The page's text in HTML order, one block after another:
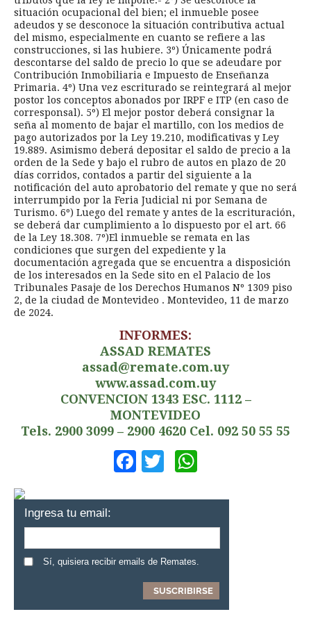
situación ocupacional del bien; el inmueble posee
adeudos y se desconoce la situación contributiva actual
del mismo, especialmente en cuanto se refiere a las
construcciones, si las hubiere. 3º) Únicamente podrá
descontarse del saldo de precio lo que se adeudare por
Contribución Inmobiliaria e Impuesto de Enseñanza
Primaria. 4º) Una vez escriturado se reintegrará al mejor
postor los conceptos abonados por IRPF e ITP (en caso de
corresponsal). 5º) El mejor postor deberá consignar la
seña al momento de bajar el martillo, con los medios de
pago autorizados por la Ley 19.210, modificativas y Ley
19.889. Asimismo deberá depositar el saldo de precio a la
orden de la Sede y bajo el rubro de autos en plazo de 20
días corridos, contados a partir del siguiente a la
notificación del auto aprobatorio del remate y que no será
interrumpido por la Feria Judicial ni por Semana de
Turismo. 6º) Luego del remate y antes de la escrituración,
se deberá dar cumplimiento a lo dispuesto por el art. 66
de la Ley 18.308. 7º)El inmueble se remata en las
condiciones que surgen del expediente y la
documentación agregada que se encuentra a disposición
de los interesados ​​en la Sede sito en el Palacio de los
Tribunales Pasaje de los Derechos Humanos Nº 1309 piso
2, de la ciudad de Montevideo . Montevideo, 11 de marzo
de 2024.
INFORMES:
ASSAD REMATES
assad@remate.com.uy
www.assad.com.uy
CONVENCION 1343 ESC. 1112 –
MONTEVIDEO
Tels. 2900 3099 – 2900 4620 Cel. 092 50 55 55
Facebook
Twitter
Ingresa tu email:
Sí, quisiera recibir emails de Remates.